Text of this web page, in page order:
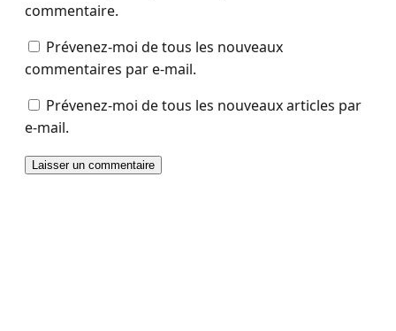
commentaire.
Prévenez-moi de tous les nouveaux
commentaires par e-mail.
Prévenez-moi de tous les nouveaux articles par
e-mail.